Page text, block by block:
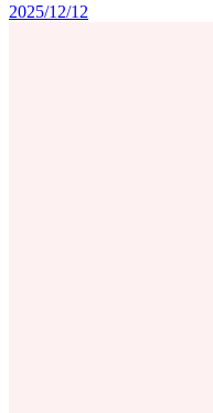
2025/12/12